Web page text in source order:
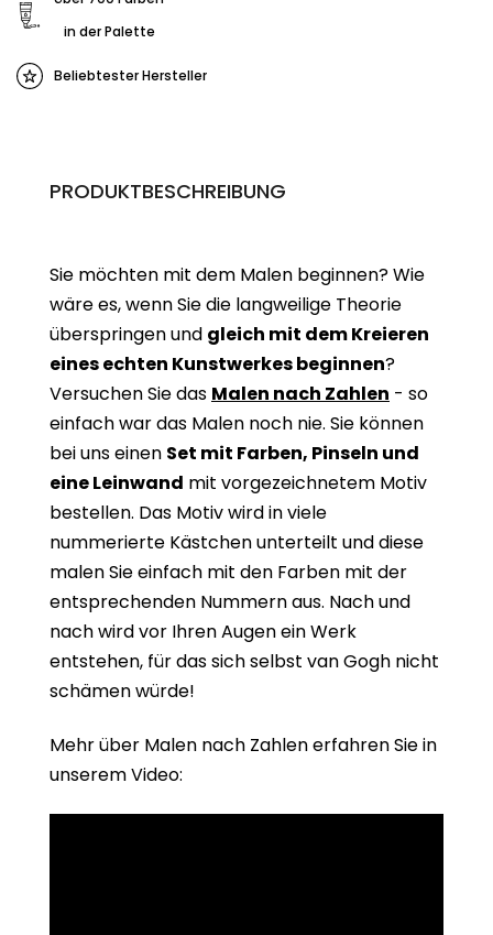
in der Palette
Beliebtester Hersteller
PRODUKTBESCHREIBUNG
Sie möchten mit dem Malen beginnen? Wie
wäre es, wenn Sie die langweilige Theorie
überspringen und gleich mit dem Kreieren
eines echten Kunstwerkes beginnen?
Versuchen Sie das Malen nach Zahlen - so
einfach war das Malen noch nie. Sie können
bei uns einen Set mit Farben, Pinseln und
eine Leinwand mit vorgezeichnetem Motiv
bestellen. Das Motiv wird in viele
nummerierte Kästchen unterteilt und diese
malen Sie einfach mit den Farben mit der
entsprechenden Nummern aus. Nach und
nach wird vor Ihren Augen ein Werk
entstehen, für das sich selbst van Gogh nicht
schämen würde!
Mehr über Malen nach Zahlen erfahren Sie in
unserem Video: